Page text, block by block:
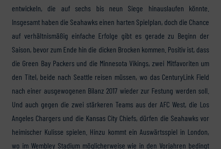
entwickeln, die auf sechs bis neun Siege hinauslaufen könnte.
Insgesamt haben die Seahawks einen harten Spielplan, doch die Chance
auf verhältnismäßig einfache Erfolge gibt es gerade zu Beginn der
Saison, bevor zum Ende hin die dicken Brocken kommen. Positiv ist, dass
die Green Bay Packers und die Minnesota Vikings, zwei Mitfavoriten um
den Titel, beide nach Seattle reisen müssen, wo das CenturyLink Field
nach einer ausgewogenen Bilanz 2017 wieder zur Festung werden soll.
Und auch gegen die zwei stärkeren Teams aus der AFC West, die Los
Angeles Chargers und die Kansas City Chiefs, dürfen die Seahawks vor
heimischer Kulisse spielen. Hinzu kommt ein Auswärtsspiel in London,
wo im Wembley Stadium möglicherweise wie in den Vorjahren bedingt